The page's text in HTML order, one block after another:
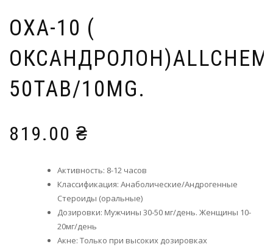
OXA-10 (
50TAB/10MG.
819.00 ₴
Активность: 8-12 часов
Классификация: Анаболические/Андрогенные
Стероиды (оральные)
Дозировки: Мужчины 30-50 мг/день. Женщины 10-
20мг/день
Акне: Только при высоких дозировках